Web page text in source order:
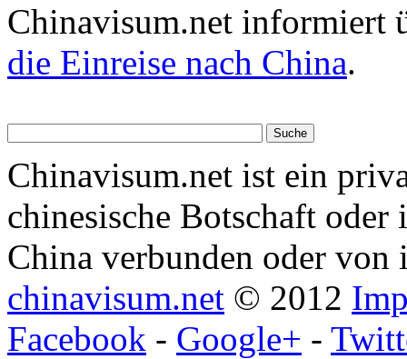
Chinavisum.net informiert
die Einreise nach China.
Chinavisum.net ist ein
chinesische Botschaft
China verbunden oder von
chinavisum.net © 2012
Facebook - Google+ -